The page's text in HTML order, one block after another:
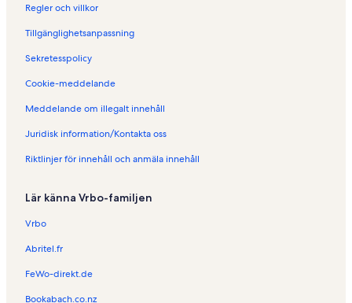
b
e
d
e
i
a
a
e
Y
o
r
o
n
d
n
L
L
o
-
'
n
Regler och villkor
Tillgänglighetsanpassning
Sekretesspolicy
Cookie-meddelande
Meddelande om illegalt innehåll
Juridisk information/Kontakta oss
Riktlinjer för innehåll och anmäla innehåll
Lär känna Vrbo-familjen
Vrbo
Abritel.fr
FeWo-direkt.de
Bookabach.co.nz